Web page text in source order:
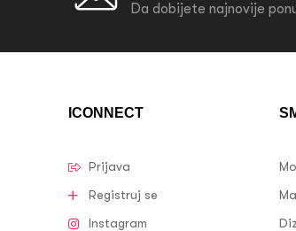
Da dobijete najnovije
ICONNECT
Prijava
Registruj se
Instagram